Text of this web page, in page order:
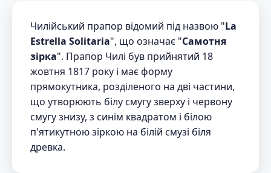
Чилійський прапор відомий під назвою "La
Estrella Solitaria", що означає "Самотня
зірка". Прапор Чилі був прийнятий 18
жовтня 1817 року і має форму
прямокутника, розділеного на дві частини,
що утворюють білу смугу зверху і червону
смугу знизу, з синім квадратом і білою
п'ятикутною зіркою на білій смузі біля
древка.